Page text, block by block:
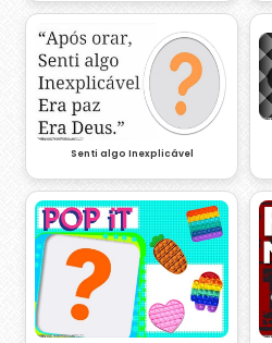
Senti algo Inexplicável